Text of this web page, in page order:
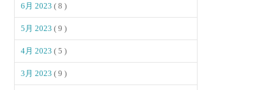
6月 2023( 8 )
5月 2023( 9 )
4月 2023( 5 )
3月 2023( 9 )